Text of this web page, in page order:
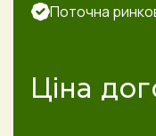
Поточна
Ціна